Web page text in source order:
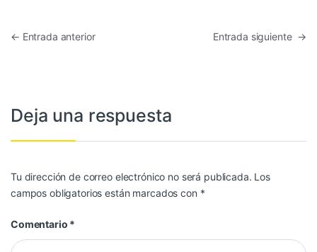
Navegación de entradas
← Entrada anterior Entrada siguiente →
Deja una respuesta
Tu dirección de correo electrónico no será publicada. Los
campos obligatorios están marcados con *
Comentario *